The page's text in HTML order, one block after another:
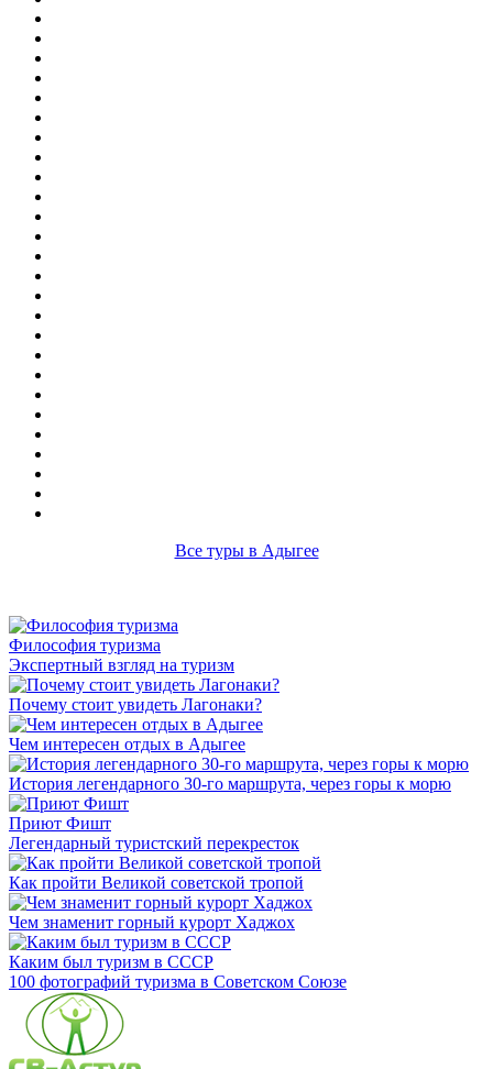
Все туры в Адыгее
Философия туризма
Экспертный взгляд на туризм
Почему стоит увидеть Лагонаки?
Чем интересен отдых в Адыгее
История легендарного 30-го маршрута, через горы к морю
Приют Фишт
Легендарный туристский перекресток
Как пройти Великой советской тропой
Чем знаменит горный курорт Хаджох
Каким был туризм в СССР
100 фотографий туризма в Советском Союзе